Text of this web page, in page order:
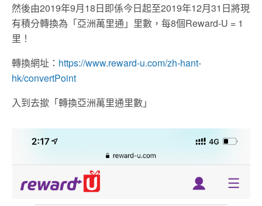
然後由2019年9月18日即係今日起至2019年12月31 日將現
有積分轉換為「亞洲萬里通」里數，每8個Reward-U = 1
里！
轉換網址： https://www.reward-u.com/zh-hant-
hk/convertPoint
入到去撳「轉換亞洲萬里通里數」